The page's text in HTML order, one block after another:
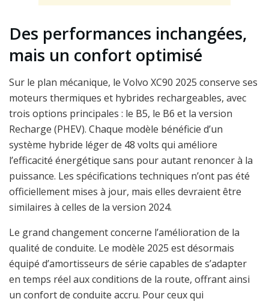
Des performances inchangées,
mais un confort optimisé
Sur le plan mécanique, le Volvo XC90 2025 conserve ses
moteurs thermiques et hybrides rechargeables, avec
trois options principales : le B5, le B6 et la version
Recharge (PHEV). Chaque modèle bénéficie d’un
système hybride léger de 48 volts qui améliore
l’efficacité énergétique sans pour autant renoncer à la
puissance. Les spécifications techniques n’ont pas été
officiellement mises à jour, mais elles devraient être
similaires à celles de la version 2024.
Le grand changement concerne l’amélioration de la
qualité de conduite. Le modèle 2025 est désormais
équipé d’amortisseurs de série capables de s’adapter
en temps réel aux conditions de la route, offrant ainsi
un confort de conduite accru. Pour ceux qui